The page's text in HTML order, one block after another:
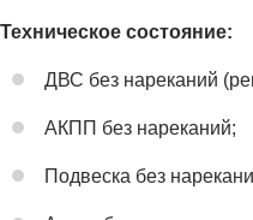
Техническое состояние:
ДВС без нареканий
АКПП без нареканий;
Подвеска без